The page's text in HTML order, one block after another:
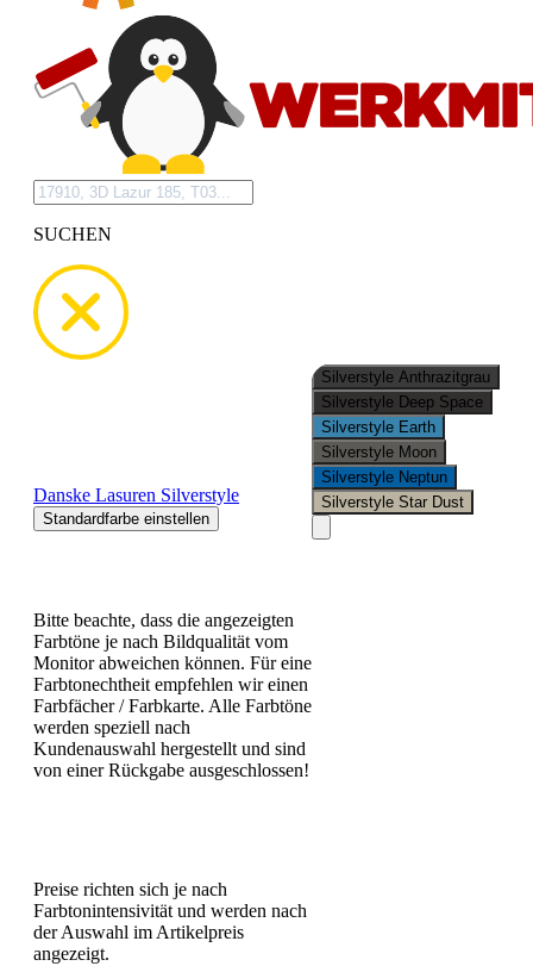
SUCHEN
Danske Lasuren Silverstyle
Standardfarbe einstellen
Bitte beachte, dass die angezeigten
Farbtöne je nach Bildqualität vom
Monitor abweichen können. Für eine
Farbtonechtheit empfehlen wir einen
Farbfächer / Farbkarte. Alle Farbtöne
werden speziell nach
Kundenauswahl hergestellt und sind
von einer Rückgabe ausgeschlossen!
Preise richten sich je nach
Farbtonintensivität und werden nach
der Auswahl im Artikelpreis
angezeigt.